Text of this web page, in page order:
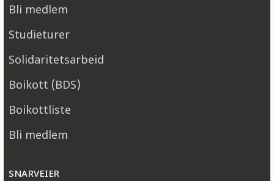
Bli medlem
Studieturer
Solidaritetsarbeid
Boikott (BDS)
Boikottliste
Bli medlem
SNARVEIER